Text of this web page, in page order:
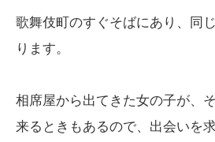
歌舞伎町のすぐそばにあり、同
ります。
相席屋から出てきた女の子が、
来るときもあるので、出会いを